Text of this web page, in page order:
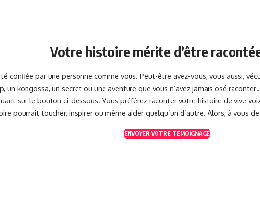
Votre histoire mérite d’être
confiée par une personne comme vous. Peut-être avez-vous, vous aussi,
un kongossa, un secret ou une aventure que vous n’avez jamais osé
sur le bouton ci-dessous. Vous préférez raconter votre histoire de vive
pourrait toucher, inspirer ou même aider quelqu’un d’autre. Alors, à vous
ENVOYER VOTRE TEMOIGNAGE